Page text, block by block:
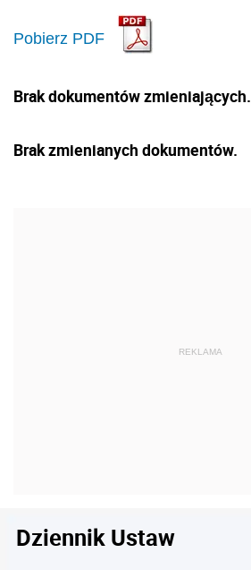
Pobierz PDF
Brak dokumentów zmieniających.
Brak zmienianych dokumentów.
Dziennik Ustaw